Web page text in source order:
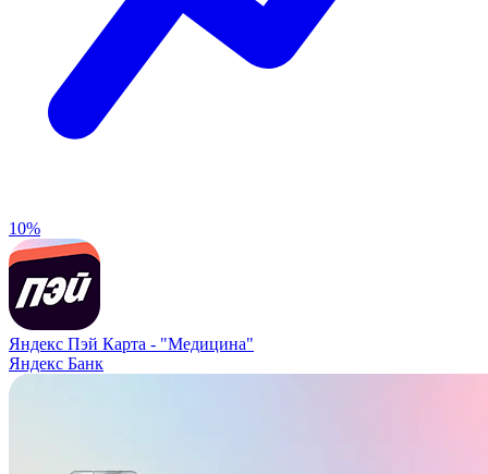
10%
Яндекс Пэй Карта - "Медицина"
Яндекс Банк